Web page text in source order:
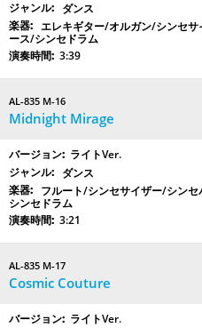
ダンス
エレキギター/オルガン/シンセ
ース/シンセドラム
3:39
AL-835 M-16
Midnight Mirage
ライトVer.
ダンス
フルート/シンセサイザー/シン
シンセドラム
3:21
AL-835 M-17
Cosmic Couture
ライトVer.